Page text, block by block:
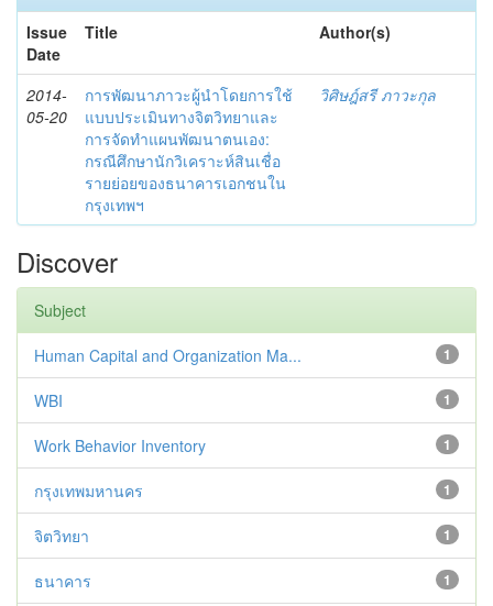
Issue
Date
Title Author(s)
2014-
05-20
การพัฒนาภาวะผู้นำโดยการใช้
แบบประเมินทางจิตวิทยาและ
การจัดทำแผนพัฒนาตนเอง:
กรณีศึกษานักวิเคราะห์สินเชื่อ
รายย่อยของธนาคารเอกชนใน
กรุงเทพฯ
วิศิษฎ์สรี ภาวะกุล
Discover
Subject
1
Human Capital and Organization Ma...
1
WBI
1
Work Behavior Inventory
1
กรุงเทพมหานคร
1
จิตวิทยา
1
ธนาคาร